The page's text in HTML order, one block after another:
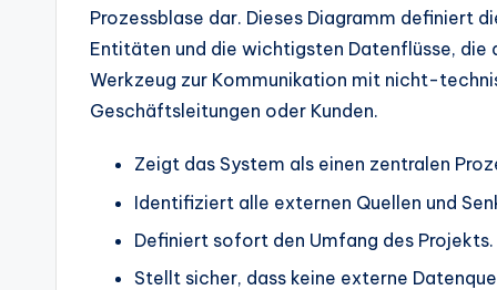
Prozessblase dar. Dieses Diagramm definiert
Entitäten und die wichtigsten Datenflüsse, die
Werkzeug zur Kommunikation mit nicht-
Geschäftsleitungen oder Kunden.
Zeigt das System als einen zentralen
Identifiziert alle externen Quellen und
Definiert sofort den Umfang des Projekts.
Stellt sicher, dass keine externe